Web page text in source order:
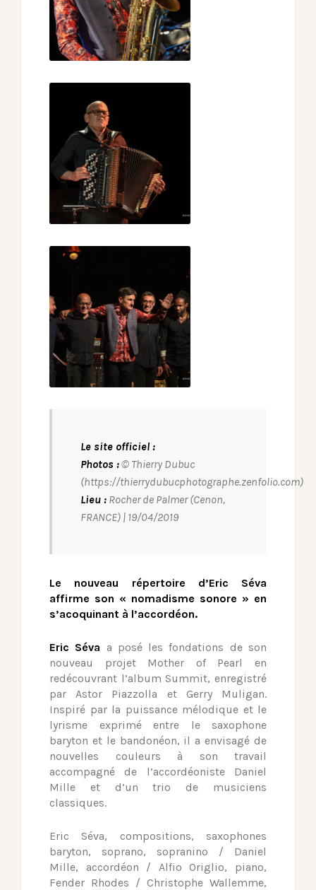
Le site officiel :
Photos :© Thierry Dubuc
(https://thierrydubucphotographe.zenfolio.com)
Lieu : Rocher de Palmer (Cenon,
FRANCE) | 19/04/2019
Le nouveau répertoire d’Eric Séva
affirme son « nomadisme sonore » en
s’acoquinant à l’accordéon.
Eric Séva a posé les fondations de son
nouveau projet Mother of Pearl en
redécouvrant l’album Summit, enregistré
par Astor Piazzolla et Gerry Muligan.
Inspiré par la puissance mélodique et le
lyrisme exprimé entre le saxophone
baryton et le bandonéon, il a envisagé de
nouvelles couleurs à son travail
accompagné de l’accordéoniste Daniel
Mille et d’un trio de musiciens
classiques.
Eric Séva, compositions, saxophones
baryton, soprano, sopranino / Daniel
Mille, accordéon / Alfio Origlio, piano,
Fender Rhodes / Christophe Wallemme,